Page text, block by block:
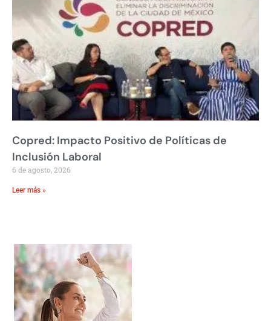
Copred: Impacto Positivo de Políticas de
Inclusión Laboral
6 de agosto, 2026
Leer más »